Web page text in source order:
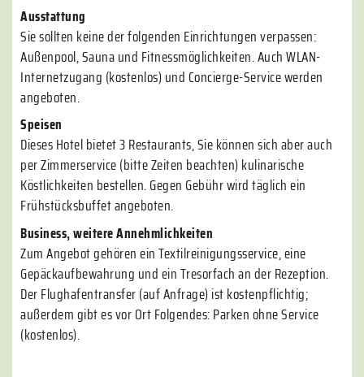
Ausstattung
Sie sollten keine der folgenden Einrichtungen verpassen:
Außenpool, Sauna und Fitnessmöglichkeiten. Auch WLAN-
Internetzugang (kostenlos) und Concierge-Service werden
angeboten.
Speisen
Dieses Hotel bietet 3 Restaurants, Sie können sich aber auch
per Zimmerservice (bitte Zeiten beachten) kulinarische
Köstlichkeiten bestellen. Gegen Gebühr wird täglich ein
Frühstücksbuffet angeboten.
Business, weitere Annehmlichkeiten
Zum Angebot gehören ein Textilreinigungsservice, eine
Gepäckaufbewahrung und ein Tresorfach an der Rezeption.
Der Flughafentransfer (auf Anfrage) ist kostenpflichtig;
außerdem gibt es vor Ort Folgendes: Parken ohne Service
(kostenlos).